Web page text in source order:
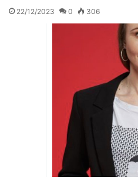
22/12/2023 0 306